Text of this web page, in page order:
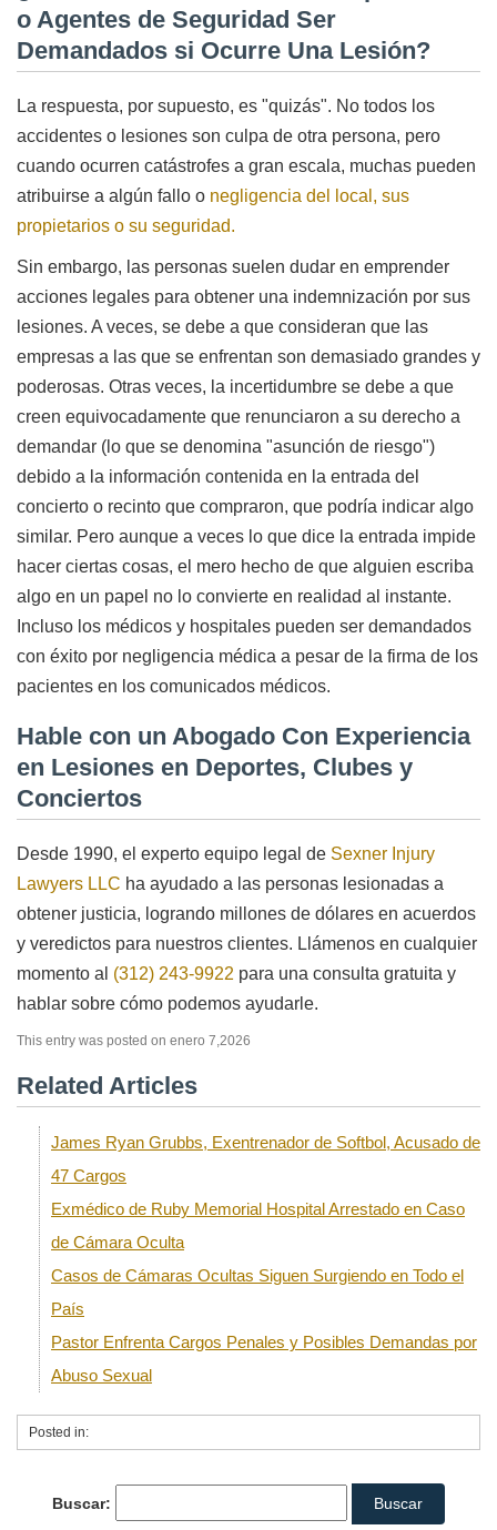
o Agentes de Seguridad Ser
Demandados si Ocurre Una Lesión?
La respuesta, por supuesto, es "quizás". No todos los
accidentes o lesiones son culpa de otra persona, pero
cuando ocurren catástrofes a gran escala, muchas pueden
atribuirse a algún fallo o negligencia del local, sus
propietarios o su seguridad.
Sin embargo, las personas suelen dudar en emprender
acciones legales para obtener una indemnización por sus
lesiones. A veces, se debe a que consideran que las
empresas a las que se enfrentan son demasiado grandes y
poderosas. Otras veces, la incertidumbre se debe a que
creen equivocadamente que renunciaron a su derecho a
demandar (lo que se denomina "asunción de riesgo")
debido a la información contenida en la entrada del
concierto o recinto que compraron, que podría indicar algo
similar. Pero aunque a veces lo que dice la entrada impide
hacer ciertas cosas, el mero hecho de que alguien escriba
algo en un papel no lo convierte en realidad al instante.
Incluso los médicos y hospitales pueden ser demandados
con éxito por negligencia médica a pesar de la firma de los
pacientes en los comunicados médicos.
Hable con un Abogado Con Experiencia
en Lesiones en Deportes, Clubes y
Conciertos
Desde 1990, el experto equipo legal de Sexner Injury
Lawyers LLC ha ayudado a las personas lesionadas a
obtener justicia, logrando millones de dólares en acuerdos
y veredictos para nuestros clientes. Llámenos en cualquier
momento al (312) 243-9922 para una consulta gratuita y
hablar sobre cómo podemos ayudarle.
This entry was posted on enero 7,2026
Related Articles
James Ryan Grubbs, Exentrenador de Softbol, Acusado de
47 Cargos
Exmédico de Ruby Memorial Hospital Arrestado en Caso
de Cámara Oculta
Casos de Cámaras Ocultas Siguen Surgiendo en Todo el
País
Pastor Enfrenta Cargos Penales y Posibles Demandas por
Abuso Sexual
Posted in:
Buscar: